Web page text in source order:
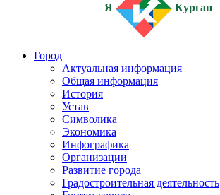
Я Курган
Город
Актуальная информация
Общая информация
История
Устав
Символика
Экономика
Инфографика
Организации
Развитие города
Градостроительная деятельность